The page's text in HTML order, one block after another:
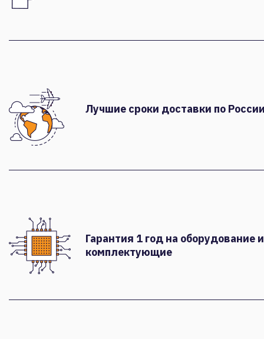
Лучшие сроки доставки по
Гарантия 1 год на оборудование и
комплектующие